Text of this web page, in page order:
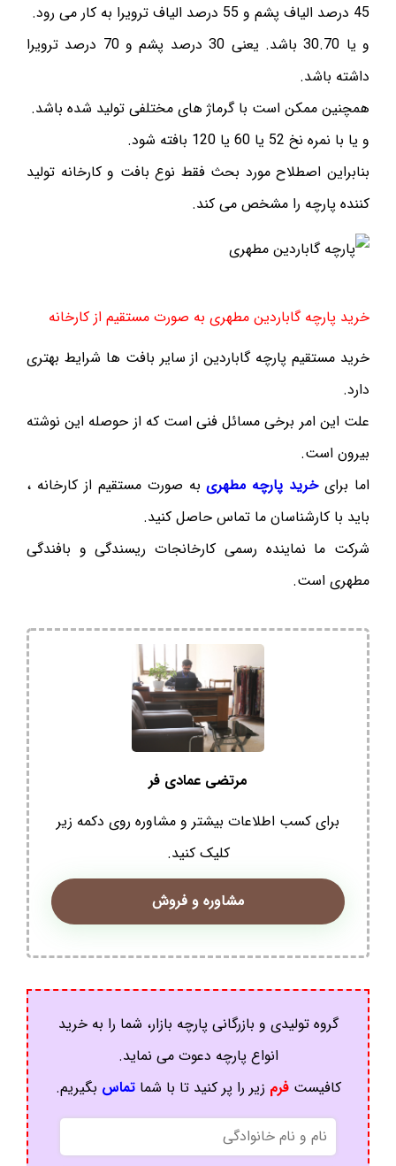
45 درصد الیاف پشم و 55 درصد الیاف ترویرا به کار می رود.
و یا 30.70 باشد. یعنی 30 درصد پشم و 70 درصد ترویرا
داشته باشد.
همچنین ممکن است با گرماژ های مختلفی تولید شده باشد.
و یا با نمره نخ 52 یا 60 یا 120 بافته شود.
بنابراین اصطلاح مورد بحث فقط نوع بافت و کارخانه تولید
کننده پارچه را مشخص می کند.
خرید پارچه گاباردین مطهری به صورت مستقیم از کارخانه
خرید مستقیم پارچه گاباردین از سایر بافت ها شرایط بهتری
دارد.
علت این امر برخی مسائل فنی است که از حوصله این نوشته
بیرون است.
اما برایخرید پارچه مطهریبه صورت مستقیم از کارخانه ،
باید با کارشناسان ما تماس حاصل کنید.
شرکت ما نماینده رسمی کارخانجات ریسندگی و بافندگی
مطهری است.
مرتضی عمادی فر
برای کسب اطلاعات بیشتر و مشاوره روی دکمه زیر
کلیک کنید.
مشاوره و فروش
گروه تولیدی و بازرگانی پارچه بازار، شما را به خرید
انواع پارچه دعوت می نماید.
کافیستفرم زیر را پر کنید تا با شماتماس بگیریم.